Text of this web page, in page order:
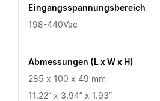
Eingangsspannungsbereich
198-440Vac
Abmessungen (L x W x H)
285 x 100 x 49 mm
11.22” x 3.94” x 1.93”